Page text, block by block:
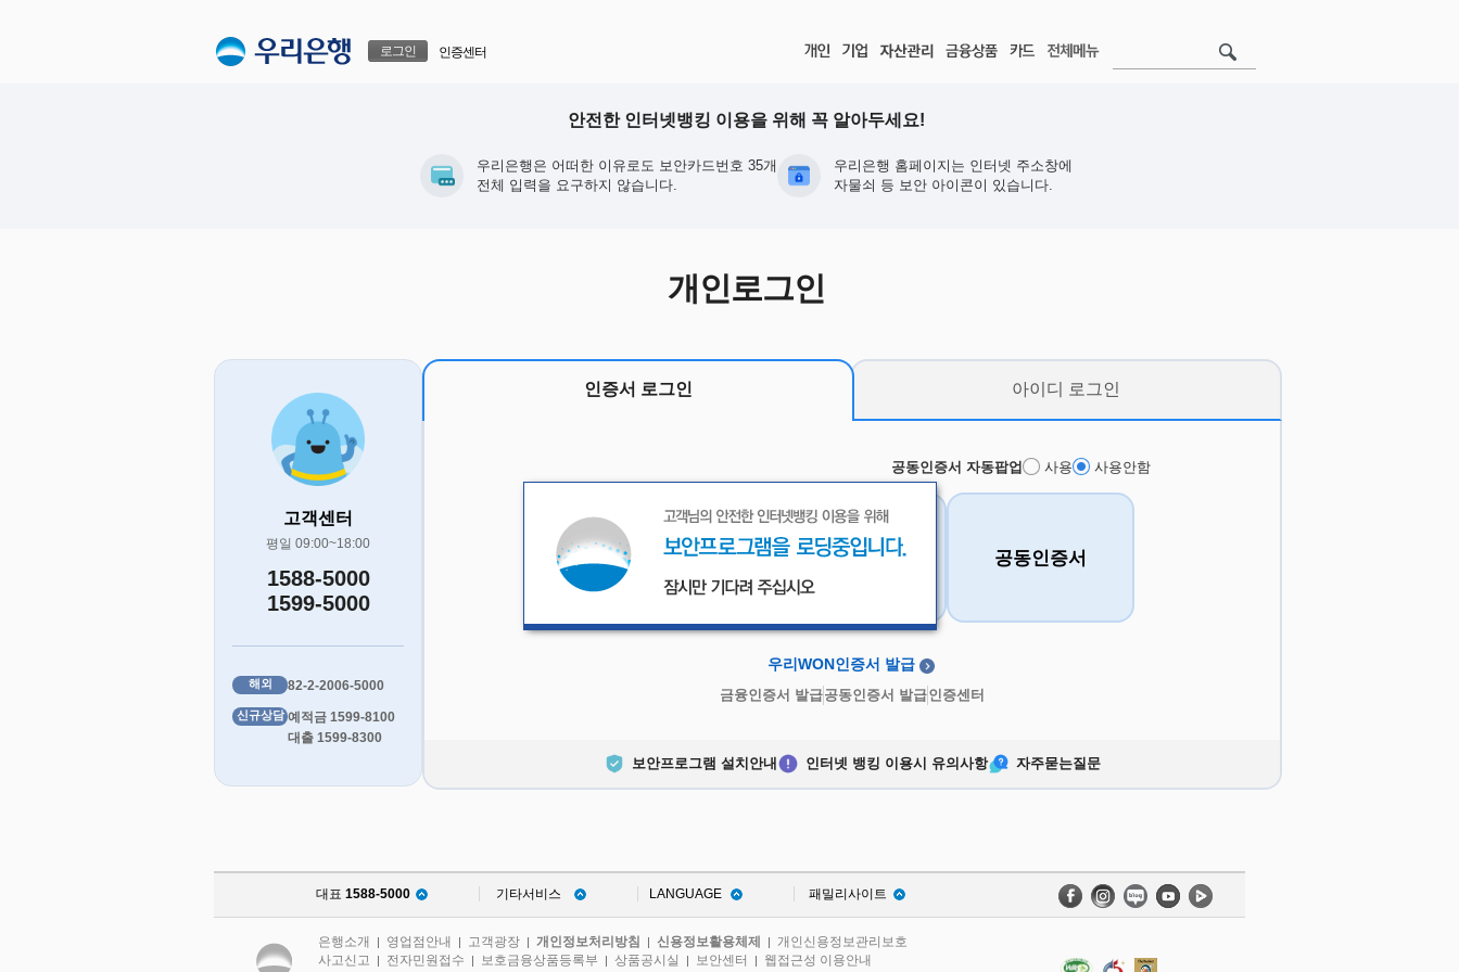
로그인 인증센터
안전한 인터넷뱅킹 이용을 위해 꼭 알아두세요!
우리은행은 어떠한 이유로도 보안카드번호 35개
전체 입력을 요구하지 않습니다.
우리은행 홈페이지는 인터넷 주소창에
자물쇠 등 보안 아이콘이 있습니다.
개인로그인
고객센터
평일 09:00~18:00
1588-5000
1599-5000
해외 82-2-2006-5000
신규상담 예적금 1599-8100
대출 1599-8300
인증서 로그인
공동인증서 자동팝업 사용 사용안함
우리WON인증서 금융인증서 공동인증서
우리WON인증서 발급
금융인증서 발급공동인증서 발급인증센터
아이디 로그인
보안프로그램 설치안내 인터넷 뱅킹 이용시 유의사항 자주묻는질문
대표 1588-5000 기타서비스 LANGUAGE 패밀리사이트
은행소개 | 영업점안내 | 고객광장 | 개인정보처리방침 | 신용정보활용체제 | 개인신용정보관리보호
사고신고 | 전자민원접수 | 보호금융상품등록부 | 상품공시실 | 보안센터 | 웹접근성 이용안내